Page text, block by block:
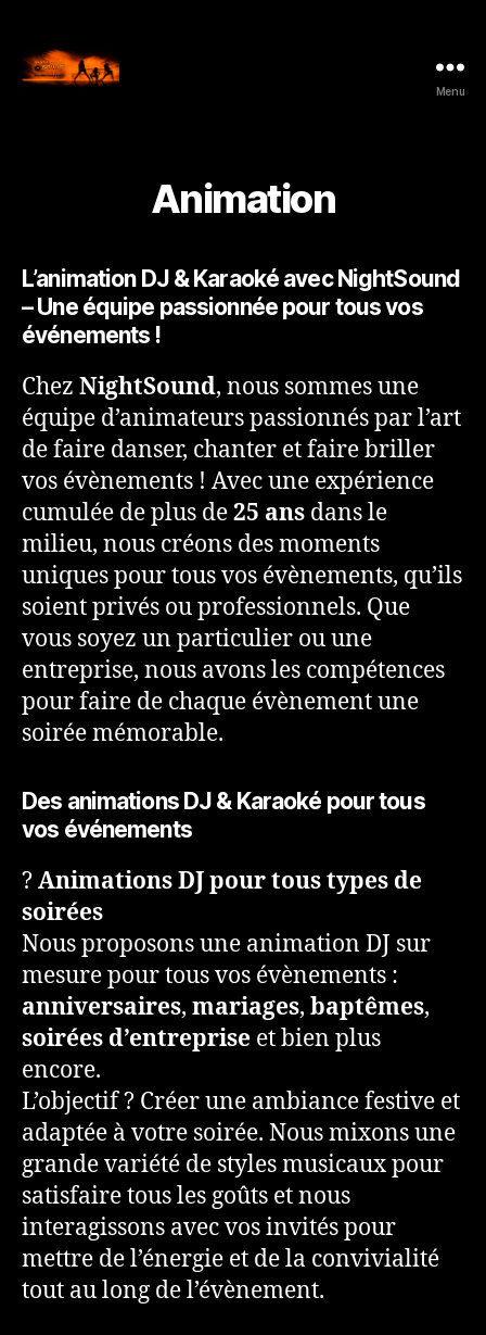
Menu
Animation
L’animation DJ & Karaoké avec NightSound
– Une équipe passionnée pour tous vos
événements !
Chez NightSound, nous sommes une
équipe d’animateurs passionnés par l’art
de faire danser, chanter et faire briller
vos évènements ! Avec une expérience
cumulée de plus de25 ans dans le
milieu, nous créons des moments
uniques pour tous vos évènements, qu’ils
soient privés ou professionnels. Que
vous soyez un particulier ou une
entreprise, nous avons les compétences
pour faire de chaque évènement une
soirée mémorable.
Des animations DJ & Karaoké pour tous
vos événements
?Animations DJ pour tous types de
soirées
Nous proposons une animation DJ sur
mesure pour tous vos évènements :
anniversaires, mariages, baptêmes,
soirées d’entreprise et bien plus
encore.
L’objectif ? Créer une ambiance festive et
adaptée à votre soirée. Nous mixons une
grande variété de styles musicaux pour
satisfaire tous les goûts et nous
interagissons avec vos invités pour
mettre de l’énergie et de la convivialité
tout au long de l’évènement.